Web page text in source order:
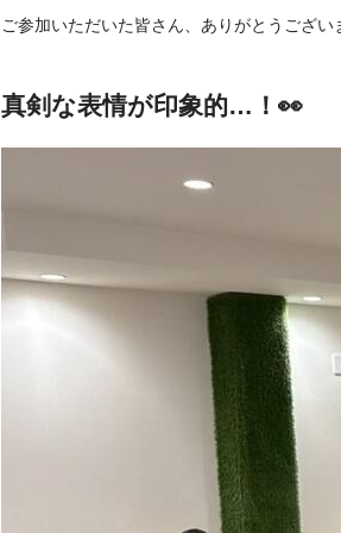
ご参加いただいた皆さん、ありがとうござい
真剣な表情が印象的…！👀